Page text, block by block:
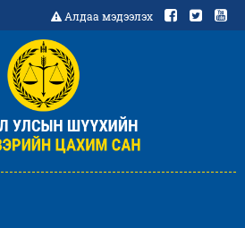
Алдаа мэдээлэх